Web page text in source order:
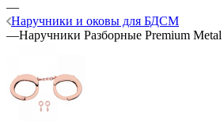
—
Наручники и оковы для БДСМ
—Наручники Разборные Premium